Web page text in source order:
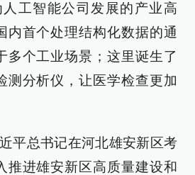
工智能公司发展的产业高
内首个处理结构化数据的通
多个工业场景；这里诞生了
测分析仪，让医学检查更加
平总书记在河北雄安新区考
推进雄安新区高质量建设和